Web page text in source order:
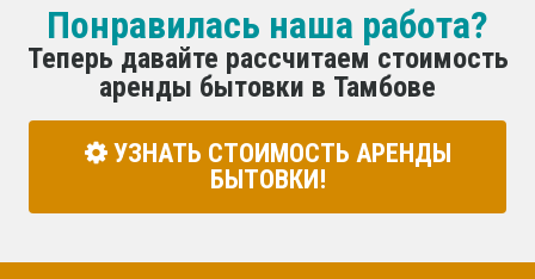
Понравилась наша работа?
Теперь давайте рассчитаем стоимость
аренды бытовки в Тамбове
УЗНАТЬ СТОИМОСТЬ АРЕНДЫ
БЫТОВКИ!